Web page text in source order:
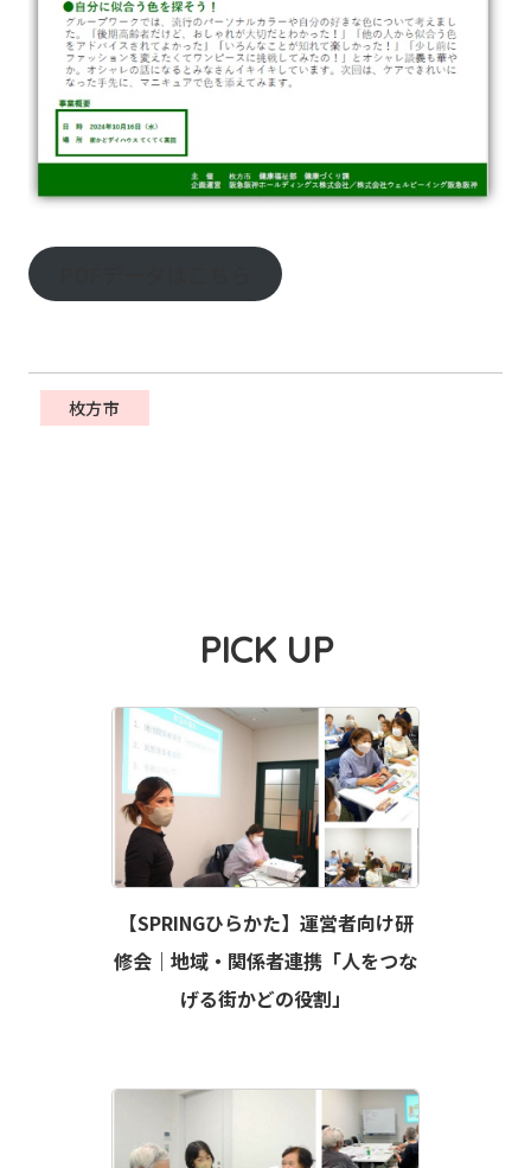
枚方市
PICK UP
【SPRINGひらかた】運営者向け研
修会｜地域・関係者連携「人をつな
げる街かどの役割」